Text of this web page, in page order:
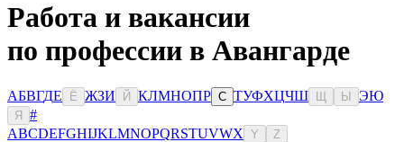
Работа и вакансии
по профессии в Авангарде
АБВГДЕ Ё ЖЗИ Й КЛМНОПР С ТУФХЦЧШ Ы ЭЮ
Я
#
ABCDEFGHIJKLMNOPQRSTUVWX Y Z